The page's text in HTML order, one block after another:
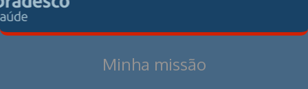
Minha missão